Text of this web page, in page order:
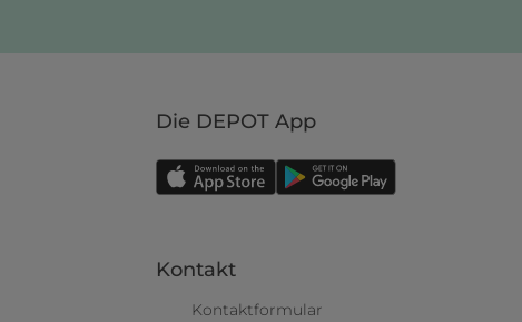
Die DEPOT App
Kontakt
Kontaktformular